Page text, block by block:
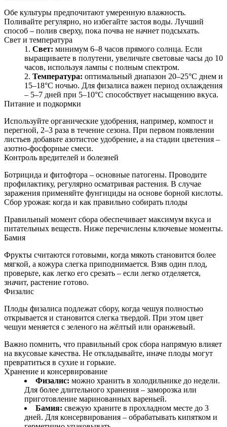
Обе культуры предпочитают умеренную влажность.
Поливайте регулярно, но избегайте застоя воды. Лучший
способ – полив сверху, пока почва не начнет подсыхать.
Свет и температура
Свет: минимум 6–8 часов прямого солнца. Если
выращиваете в полутени, увеличьте световые часы до 10
часов, используя лампы с полным спектром.
Температура: оптимальный диапазон 20–25°C днем и
15–18°C ночью. Для физалиса важен период охлаждения
– 5–7 дней при 5–10°C способствует насыщению вкуса.
Питание и подкормки
Используйте органические удобрения, например, компост и
перегной, 2–3 раза в течение сезона. При первом появлении
листьев добавьте азотистое удобрение, а на стадии цветения –
азотно-фосфорные смеси.
Контроль вредителей и болезней
Ботрицида и фитофтора – основные патогены. Проводите
профилактику, регулярно осматривая растения. В случае
заражения применяйте фунгициды на основе борной кислоты.
Сбор урожая: когда и как правильно собирать плоды
Правильный момент сбора обеспечивает максимум вкуса и
питательных веществ. Ниже перечислены ключевые моменты.
Бамия
Фрукты считаются готовыми, когда мякоть становится более
мягкой, а кожура слегка приподнимается. Взяв один плод,
проверьте, как легко его срезать – если легко отделяется,
значит, растение готово.
Физалис
Плоды физалиса подлежат сбору, когда чешуя полностью
открывается и становится слегка твердой. При этом цвет
чешуи меняется с зеленого на жёлтый или оранжевый.
Важно помнить, что правильный срок сбора напрямую влияет
на вкусовые качества. Не откладывайте, иначе плоды могут
превратиться в сухие и горькие.
Хранение и консервирование
Физалис: можно хранить в холодильнике до недели.
Для более длительного хранения – заморозка или
приготовление маринованных вареньей.
Бамия: свежую храните в прохладном месте до 3
дней. Для консервирования – обрабатывать кипятком и